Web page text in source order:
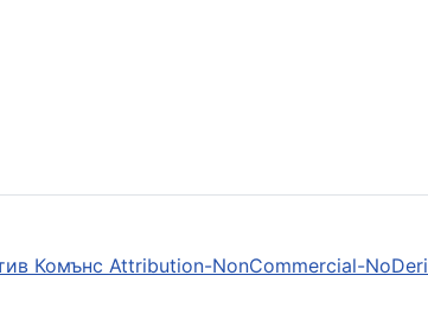
Комънс Attribution-NonCommercial-